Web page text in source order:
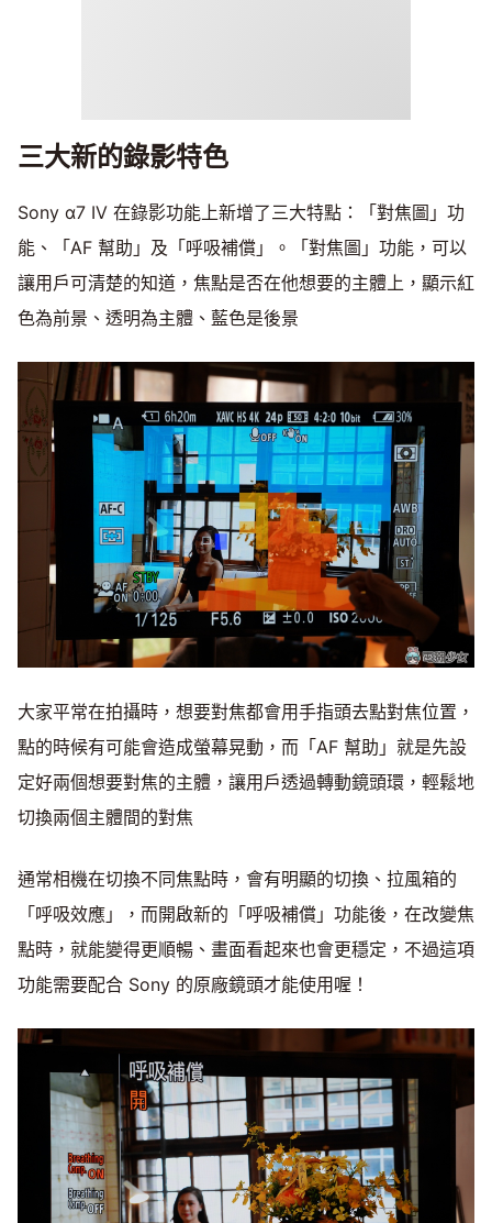
三大新的錄影特色
Sony α7 IV 在錄影功能上新增了三大特點：「對焦圖」功
能、「AF 幫助」及「呼吸補償」。「對焦圖」功能，可以
讓用戶可清楚的知道，焦點是否在他想要的主體上，顯示紅
色為前景、透明為主體、藍色是後景
大家平常在拍攝時，想要對焦都會用手指頭去點對焦位置，
點的時候有可能會造成螢幕晃動，而「AF 幫助」就是先設
定好兩個想要對焦的主體，讓用戶透過轉動鏡頭環，輕鬆地
切換兩個主體間的對焦
通常相機在切換不同焦點時，會有明顯的切換、拉風箱的
「呼吸效應」，而開啟新的「呼吸補償」功能後，在改變焦
點時，就能變得更順暢、畫面看起來也會更穩定，不過這項
功能需要配合 Sony 的原廠鏡頭才能使用喔！